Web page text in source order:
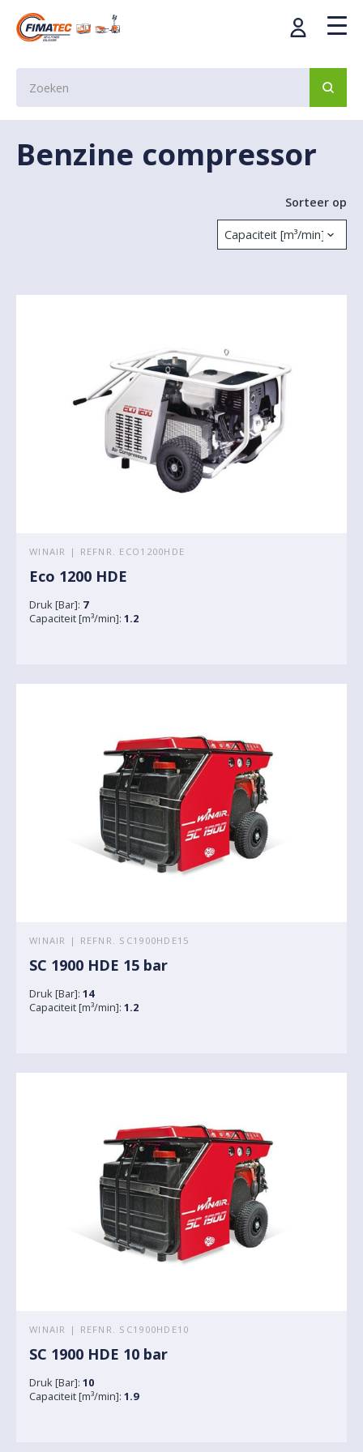
Benzine compressor
Sorteer op
WINAIR | REFNR. ECO1200HDE
Eco 1200 HDE
Druk [Bar]: 7
Capaciteit [m³/min]: 1.2
WINAIR | REFNR. SC1900HDE15
SC 1900 HDE 15 bar
Druk [Bar]: 14
Capaciteit [m³/min]: 1.2
WINAIR | REFNR. SC1900HDE10
SC 1900 HDE 10 bar
Druk [Bar]: 10
Capaciteit [m³/min]: 1.9